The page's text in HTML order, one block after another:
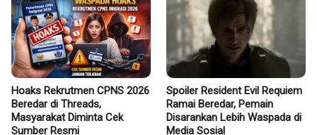
Hoaks Rekrutmen CPNS 2026
Beredar di Threads,
Masyarakat Diminta Cek
Sumber Resmi
Spoiler Resident Evil Requiem
Ramai Beredar, Pemain
Disarankan Lebih Waspada di
Media Sosial